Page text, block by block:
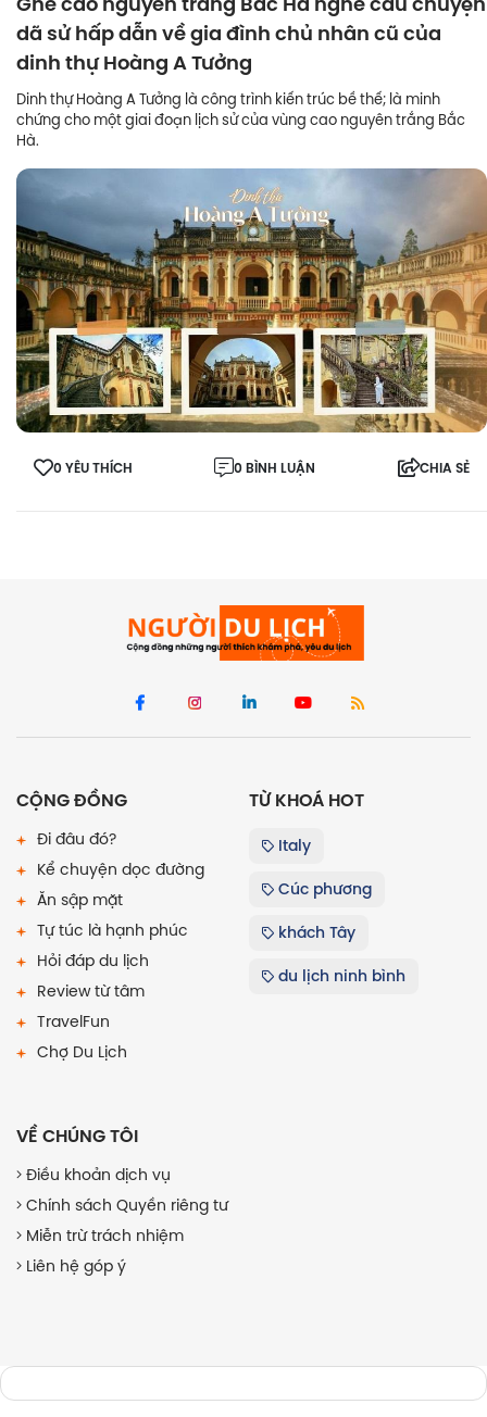
dã sử hấp dẫn về gia đình chủ nhân cũ của
dinh thự Hoàng A Tưởng
Dinh thự Hoàng A Tưởng là công trình kiến trúc bề thế; là minh
chứng cho một giai đoạn lịch sử của vùng cao nguyên trắng Bắc
Hà.
0 YÊU THÍCH 0 BÌNH LUẬN CHIA SẺ
CỘNG ĐỒNG
Đi đâu đó?
Kể chuyện dọc đường
Ăn sập mặt
Tự túc là hạnh phúc
Hỏi đáp du lịch
Review từ tâm
TravelFun
Chợ Du Lịch
TỪ KHOÁ HOT
Italy
Cúc phương
khách Tây
du lịch ninh bình
VỀ CHÚNG TÔI
Điều khoản dịch vụ
Chính sách Quyền riêng tư
Miễn trừ trách nhiệm
Liên hệ góp ý